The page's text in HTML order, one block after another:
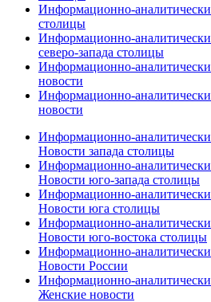
Информационно-
столицы
Информационно-
северо-запада столицы
Информационно-
новости
Информационно-
новости
Информационно-
Новости запада столицы
Информационно-
Новости юго-запада столицы
Информационно-
Новости юга столицы
Информационно-
Новости юго-востока столицы
Информационно-
Новости России
Информационно-
Женские новости